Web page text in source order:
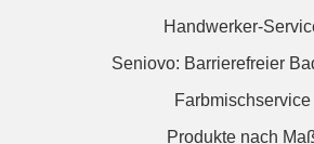
Handwerker-
Seniovo: Barrierefreier
Farbmischservice
Produkte nach